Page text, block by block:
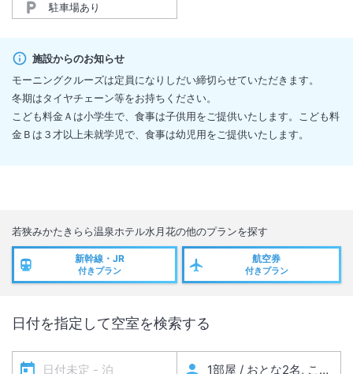
駐車場あり
施設からのお知らせ
モーニングクルーズは定員になりしだい締切らせていただきます。
冬期はタイヤチェーン等をお持ちください。
こども料金Ａは小学生で、食事は子供用をご提供いたします。こども料
金Ｂは３才以上未就学児で、食事は幼児用をご提供いたします。
若狭みかたきらら温泉ホテル水月花の他のプランを探す
新幹線・JR
付きプラン
航空券
付きプラン
日付を指定して空室を検索する